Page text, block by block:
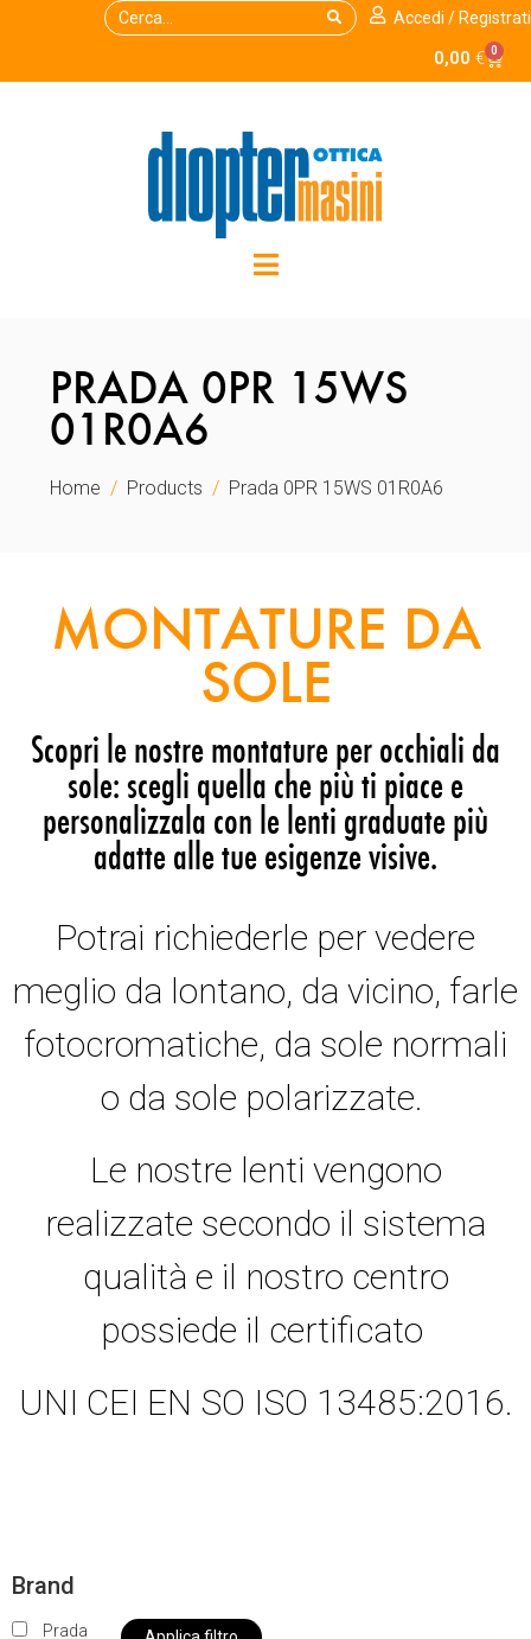
Accedi / Registrati
0,00 € 0
PRADA 0PR 15WS
01R0A6
Home Products Prada 0PR 15WS 01R0A6
MONTATURE DA
SOLE
Scopri le nostre montature per occhiali da
sole: scegli quella che più ti piace e
personalizzala con le lenti graduate più
adatte alle tue esigenze visive.
Potrai richiederle per vedere
meglio da lontano, da vicino, farle
fotocromatiche, da sole normali
o da sole polarizzate.
Le nostre lenti vengono
realizzate secondo il sistema
qualità e il nostro centro
possiede il certificato
UNI CEI EN SO ISO 13485:2016.
Brand
Prada